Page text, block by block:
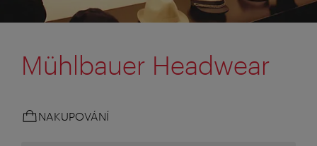
Mühlbauer Headwear
NAKUPOVÁNÍ